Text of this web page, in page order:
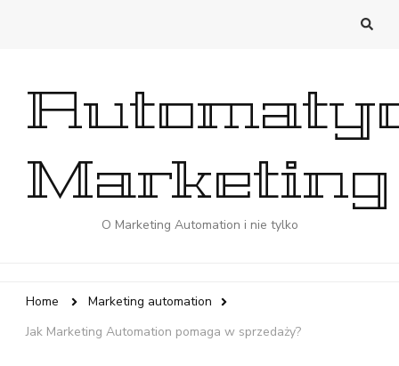
Marketing
O Marketing Automation i nie tylko
Home
Marketing automation
Jak Marketing Automation pomaga w sprzedaży?